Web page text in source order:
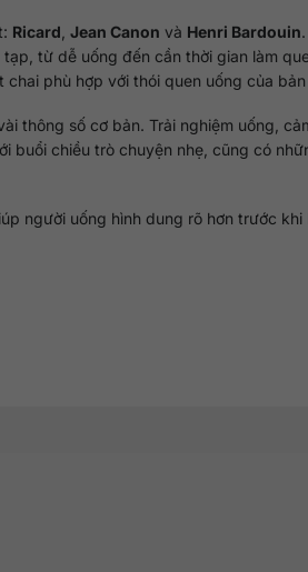
Ricard Jean Canon và Henri Bardouin
từ dễ uống đến cần thời gian làm
phù hợp với thói quen uống của bản
thông số cơ bản. Trải nghiệm uống,
buổi chiều trò chuyện nhẹ, cũng có
người uống hình dung rõ hơn trước khi